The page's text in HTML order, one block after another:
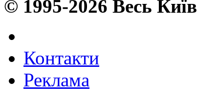
© 1995-2026 Весь Київ
Контакти
Реклама